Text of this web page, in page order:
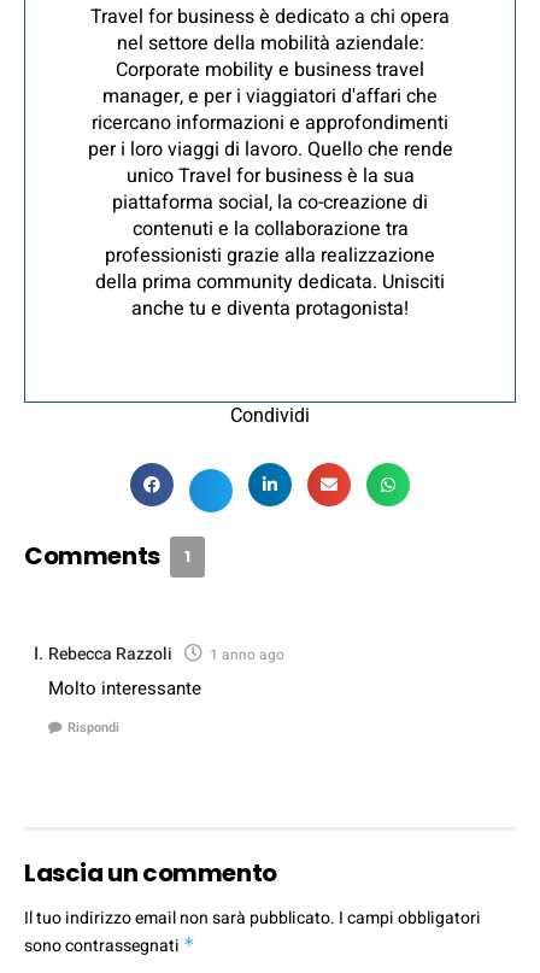
Travel for business è dedicato a chi opera
nel settore della mobilità aziendale:
Corporate mobility e business travel
manager, e per i viaggiatori d'affari che
ricercano informazioni e approfondimenti
per i loro viaggi di lavoro. Quello che rende
unico Travel for business è la sua
piattaforma social, la co-creazione di
contenuti e la collaborazione tra
professionisti grazie alla realizzazione
della prima community dedicata. Unisciti
anche tu e diventa protagonista!
Condividi
Comments 1
Rebecca Razzoli 1 anno ago
Molto interessante
Rispondi
Lascia un commento
Il tuo indirizzo email non sarà pubblicato. I campi obbligatori
sono contrassegnati *